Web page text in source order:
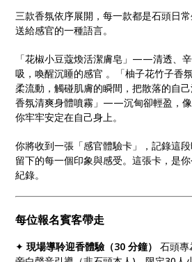
三款香氛依序展開，每一款都是石頭日
送給感官的一種語言。
「花椒小豆蔻煥活潔膚皂」——清透、
吸，喚醒沉睡的感官 。「柚子花竹子
柔流動，觸碰肌膚的瞬間，把散落的自
香氛清爽身體噴霧」——沉甸卻輕盈，
你牢牢安定在自己身上。
你將收到一張「感官體驗卡」，記錄這
留下的每一個印象與感受。這張卡，是
紀錄。
每位報名賓客帶走
✦現場導聆迎香體驗（30 分鐘）
石頭專